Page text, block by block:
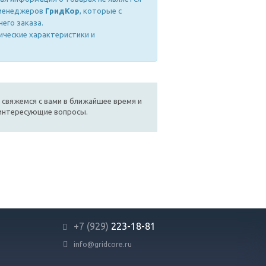
ГридКор, которые с
заказа.
характеристики и
с вами в ближайшее время и
вопросы.
+7 (929) 223-18-81
info@gridcore.ru